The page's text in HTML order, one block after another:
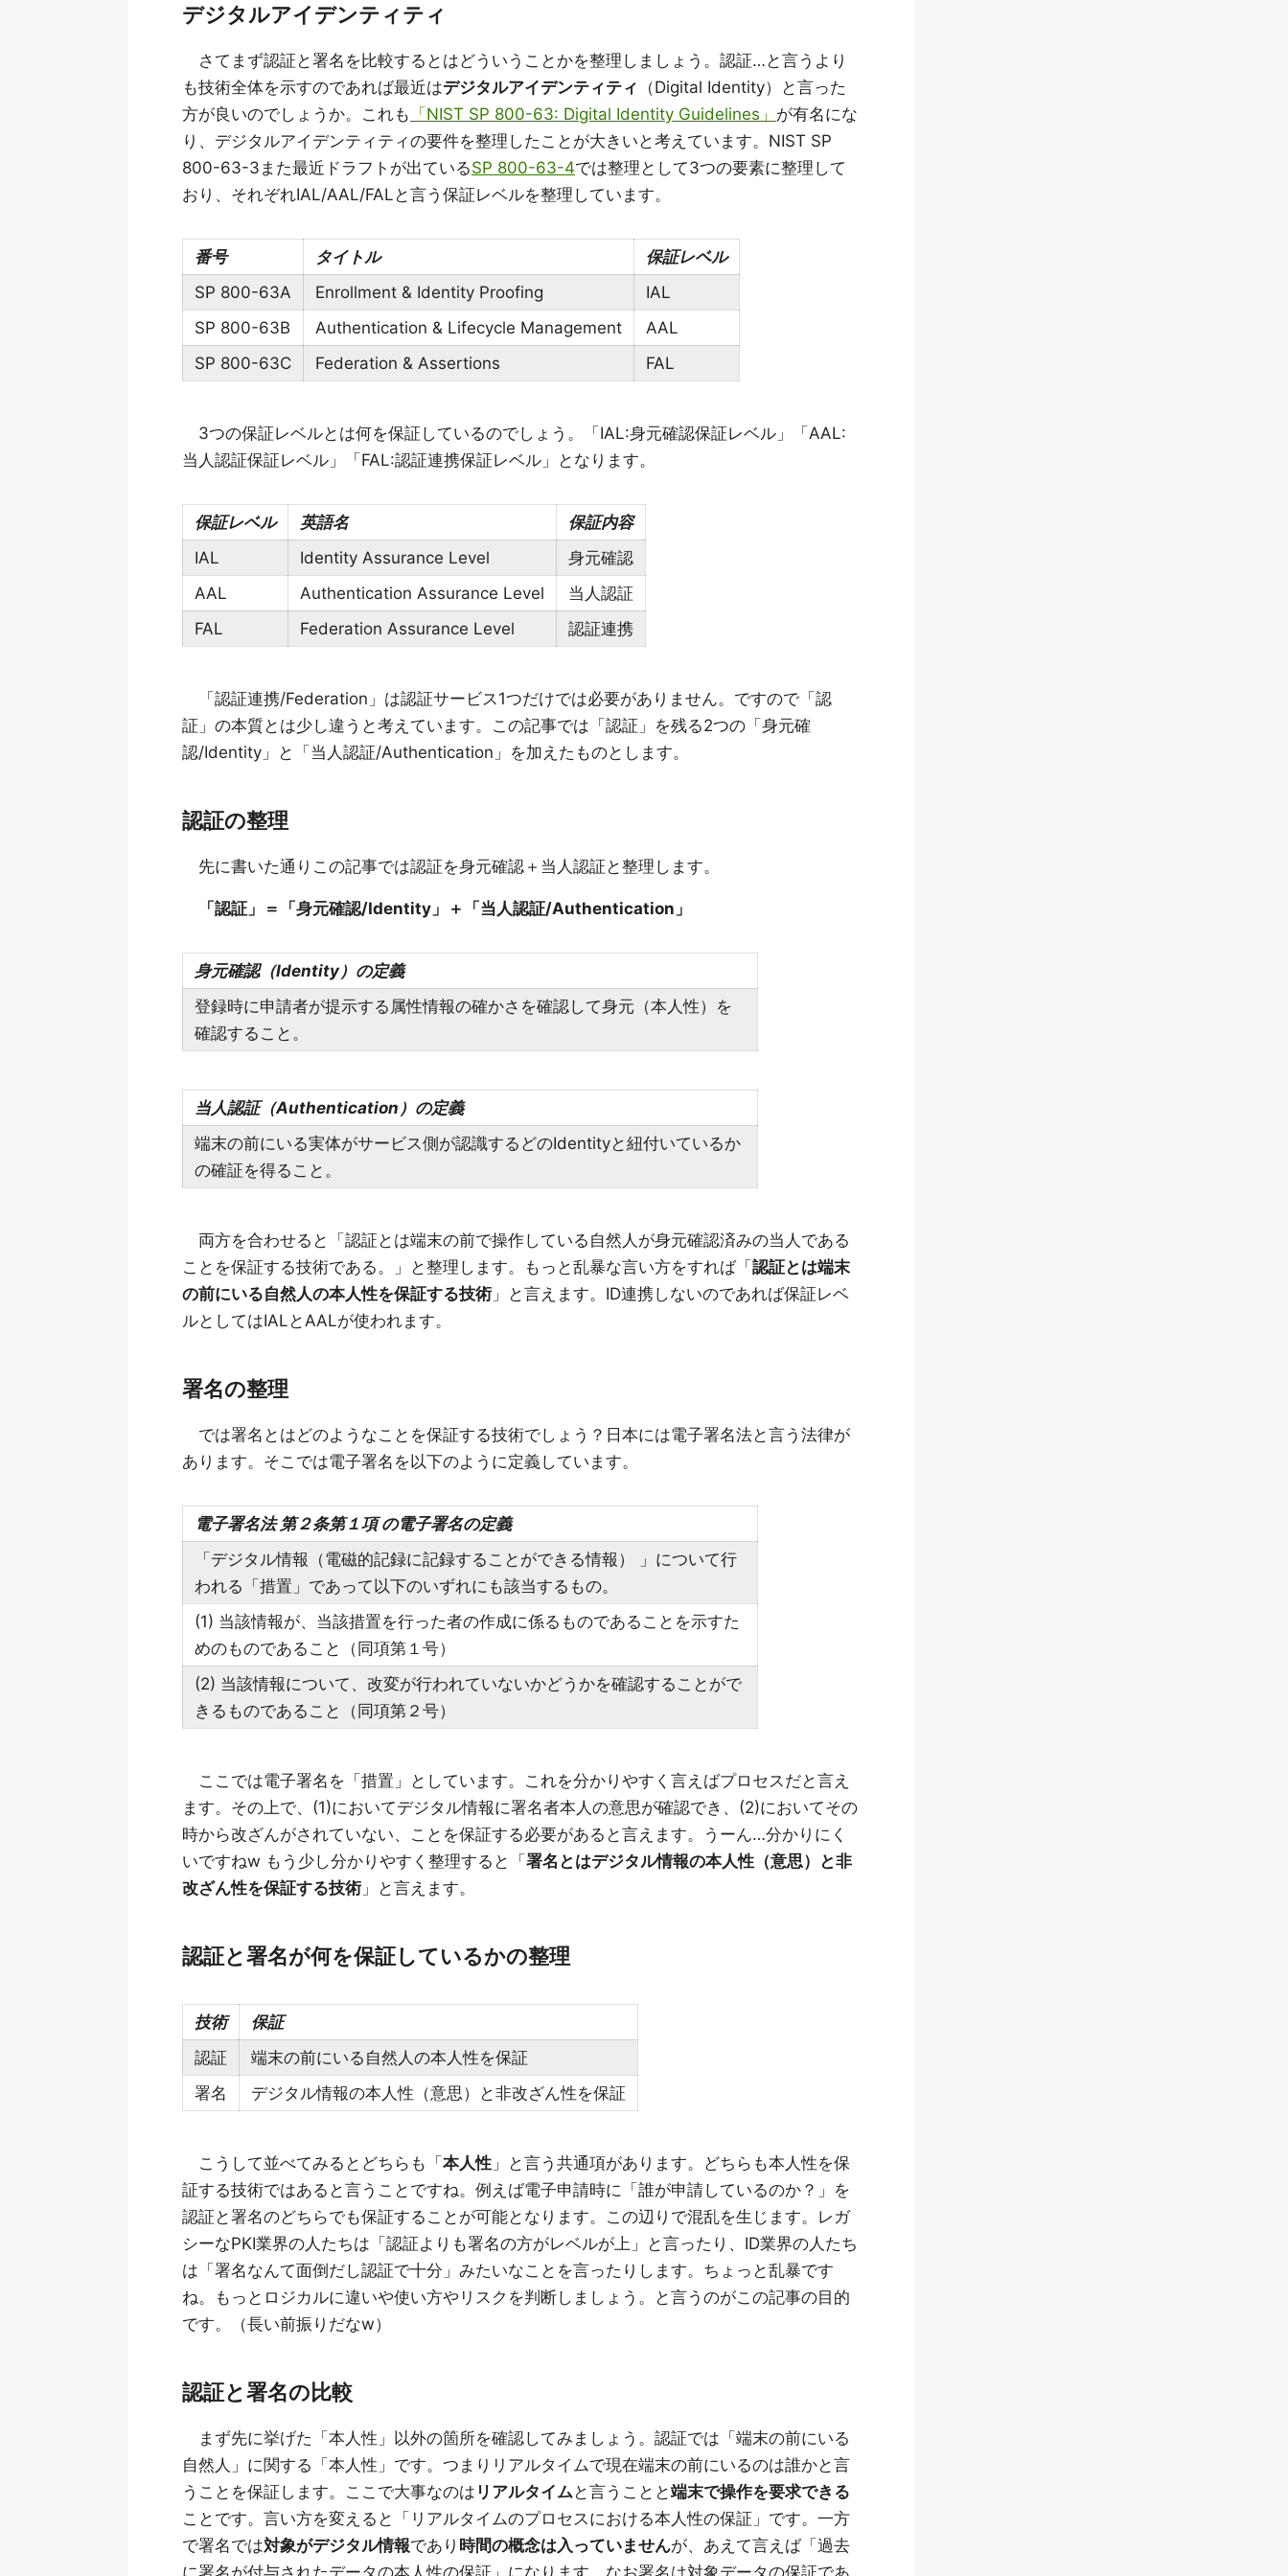
デジタルアイデンティティ
さてまず認証と署名を比較するとはどういうことかを整理しましょう。認証…と言うより
も技術全体を示すのであれば最近はデジタルアイデンティティ （Digital Identity）と言った
方が良いのでしょうか。これも 「NIST SP 800-63: Digital Identity Guidelines」 が有名にな
り、デジタルアイデンティティの要件を整理したことが大きいと考えています。NIST SP
800-63-3また最近ドラフトが出ているSP 800-63-4では整理として3つの要素に整理して
おり、それぞれIAL/AAL/FALと言う保証レベルを整理しています。
番号 タイトル
保証レベル
SP 800-63A
Enrollment & Identity Proofing
IAL
SP 800-63B
Authentication & Lifecycle Management
AAL
SP 800-63C
Federation & Assertions FAL
3つの保証レベルとは何を保証しているのでしょう。「IAL:身元確認保証レベル」「AAL:
当人認証保証レベル」「FAL:認証連携保証レベル」となります。
保証レベル 英語名
保証内容
IAL
Identity Assurance Level
身元確認
AAL
Authentication Assurance Level
当人認証
FAL
Federation Assurance Level 認証連携
「認証連携/Federation」は認証サービス1つだけでは必要がありません。ですので「認
証」の本質とは少し違うと考えています。この記事では「認証」を残る2つの「身元確
認/Identity」と「当人認証/Authentication」を加えたものとします。
認証の整理
先に書いた通りこの記事では認証を身元確認＋当人認証と整理します。
「認証」＝「身元確認/Identity」＋「当人認証/Authentication」
身元確認（Identity）の定義
登録時に申請者が提示する属性情報の確かさを確認して身元（本人性）を
確認すること。
当人認証（Authentication）の定義
端末の前にいる実体がサービス側が認識するどのIdentityと紐付いているか
の確証を得ること。
両方を合わせると「認証とは端末の前で操作している自然人が身元確認済みの当人である
ことを保証する技術である。」と整理します。もっと乱暴な言い方をすれば「 認証とは端末
の前にいる自然人の本人性を保証する技術」と言えます。ID連携しないのであれば保証レベ
ルとしてはIALとAALが使われます。
署名の整理
では署名とはどのようなことを保証する技術でしょう？日本には電子署名法と言う法律が
あります。そこでは電子署名を以下のように定義しています。
電⼦署名法 第２条第１項 の電⼦署名の定義
「デジタル情報（電磁的記録に記録することができる情報） 」について⾏
われる「措置」であって以下のいずれにも該当するもの。
(1) 当該情報が、当該措置を⾏った者の作成に係るものであることを⽰すた
めのものであること（同項第１号）
(2) 当該情報について、改変が⾏われていないかどうかを確認することがで
きるものであること（同項第２号）
ここでは電子署名を「措置」としています。これを分かりやすく言えばプロセスだと言え
ます。その上で、(1)においてデジタル情報に署名者本人の意思が確認でき、(2)においてその
時から改ざんがされていない、ことを保証する必要があると言えます。うーん…分かりにく
いですねw もう少し分かりやすく整理すると「 署名とはデジタル情報の本人性（意思）と非
改ざん性を保証する技術」と言えます。
認証と署名が何を保証しているかの整理
技術
保証
認証
端末の前にいる自然人の本人性を保証
署名
デジタル情報の本人性（意思）と非改ざん性を保証
こうして並べてみるとどちらも「 本人性 」と言う共通項があります。どちらも本人性を保
証する技術ではあると言うことですね。例えば電子申請時に「誰が申請しているのか？」を
認証と署名のどちらでも保証することが可能となります。この辺りで混乱を生じます。レガ
シーなPKI業界の人たちは「認証よりも署名の方がレベルが上」と言ったり、ID業界の人たち
は「署名なんて面倒だし認証で十分」みたいなことを言ったりします。ちょっと乱暴です
ね。もっとロジカルに違いや使い方やリスクを判断しましょう。と言うのがこの記事の目的
です。（長い前振りだなw）
認証と署名の比較
まず先に挙げた「本人性」以外の箇所を確認してみましょう。認証では「端末の前にいる
自然人」に関する「本人性」です。つまりリアルタイムで現在端末の前にいるのは誰かと言
うことを保証します。ここで大事なのは リアルタイムと言うことと端末で操作を要求できる
ことです。言い方を変えると「リアルタイムのプロセスにおける本人性の保証」です。一方
で署名では対象がデジタル情報であり 時間の概念は入っていませんが、あえて言えば「過去
に署名が付与されたデータの本人性の保証」になります。なお署名は対象データの保証であ